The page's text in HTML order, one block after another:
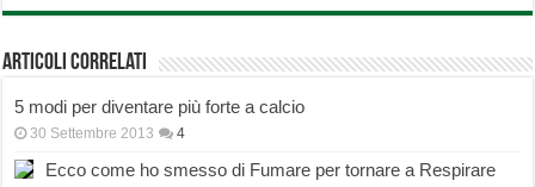
Articoli correlati
5 modi per diventare più forte a calcio
30 Settembre 2013 4
Ecco come ho smesso di Fumare per tornare a Respirare